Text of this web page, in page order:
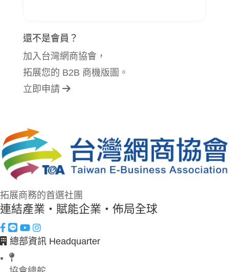
還不是會員？
加入台灣網商協會，
拓展您的 B2B 商機版圖。
立即申請
拓展商務的首選社團
連結產業・賦能企業・佈局全球
總部資訊 Headquarter